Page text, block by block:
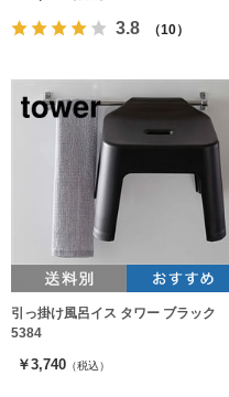
3.8 （10）
引っ掛け風呂イス タワー ブラック
5384
￥3,740 （税込）